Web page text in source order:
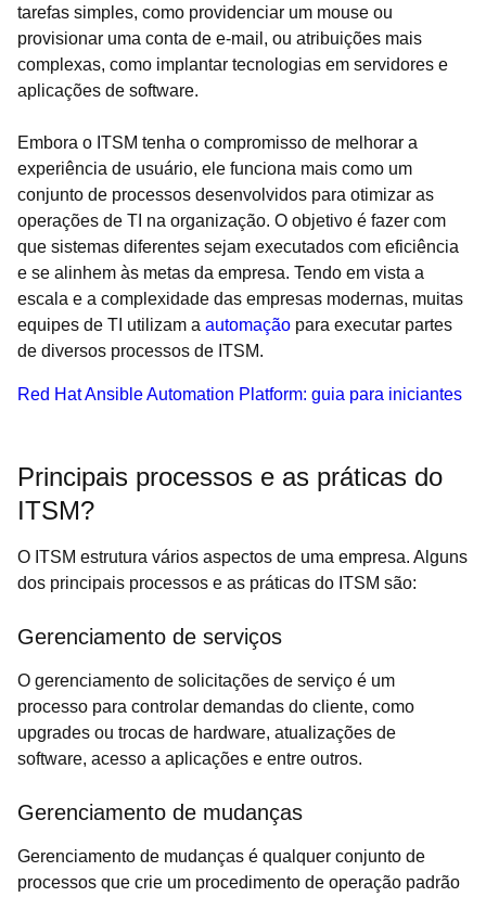
tarefas simples, como providenciar um mouse ou
provisionar uma conta de e-mail, ou atribuições mais
complexas, como implantar tecnologias em servidores e
aplicações de software.
Embora o ITSM tenha o compromisso de melhorar a
experiência de usuário, ele funciona mais como um
conjunto de processos desenvolvidos para otimizar as
operações de TI na organização. O objetivo é fazer com
que sistemas diferentes sejam executados com eficiência
e se alinhem às metas da empresa. Tendo em vista a
escala e a complexidade das empresas modernas, muitas
equipes de TI utilizam a automação para executar partes
de diversos processos de ITSM.
Red Hat Ansible Automation Platform: guia para iniciantes
Principais processos e as práticas do
ITSM?
O ITSM estrutura vários aspectos de uma empresa. Alguns
dos principais processos e as práticas do ITSM são:
Gerenciamento de serviços
O gerenciamento de solicitações de serviço é um
processo para controlar demandas do cliente, como
upgrades ou trocas de hardware, atualizações de
software, acesso a aplicações e entre outros.
Gerenciamento de mudanças
Gerenciamento de mudanças é qualquer conjunto de
processos que crie um procedimento de operação padrão